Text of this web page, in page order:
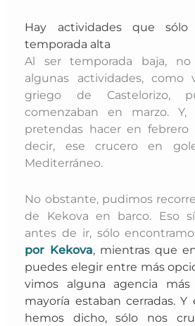
Hay actividades que
temporada alta
Al ser temporada baja,
algunas actividades, como
griego de Castelorizo,
comenzaban en marzo. Y,
pretendas hacer en febrero
decir, ese crucero en
Mediterráneo.
No obstante, pudimos
de Kekova en barco. Eso
antes de ir, sólo
por Kekova, mientras que
puedes elegir entre más
vimos alguna agencia
mayoría estaban cerradas.
hemos dicho, sólo nos